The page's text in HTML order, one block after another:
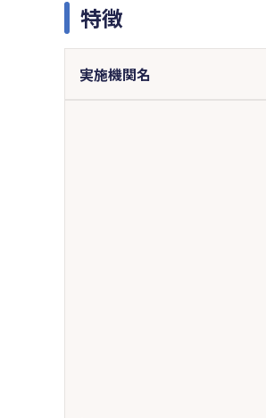
特徴
実施機関名